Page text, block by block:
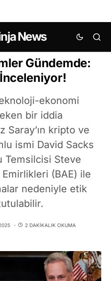
News
Gündemde:
ekonomi
bir iddia
Saray’ın kripto ve
ismi David Sacks
Temsilcisi Steve
(BAE) ile
nedeniyle etik
2 DAKIKALIK OKUMA